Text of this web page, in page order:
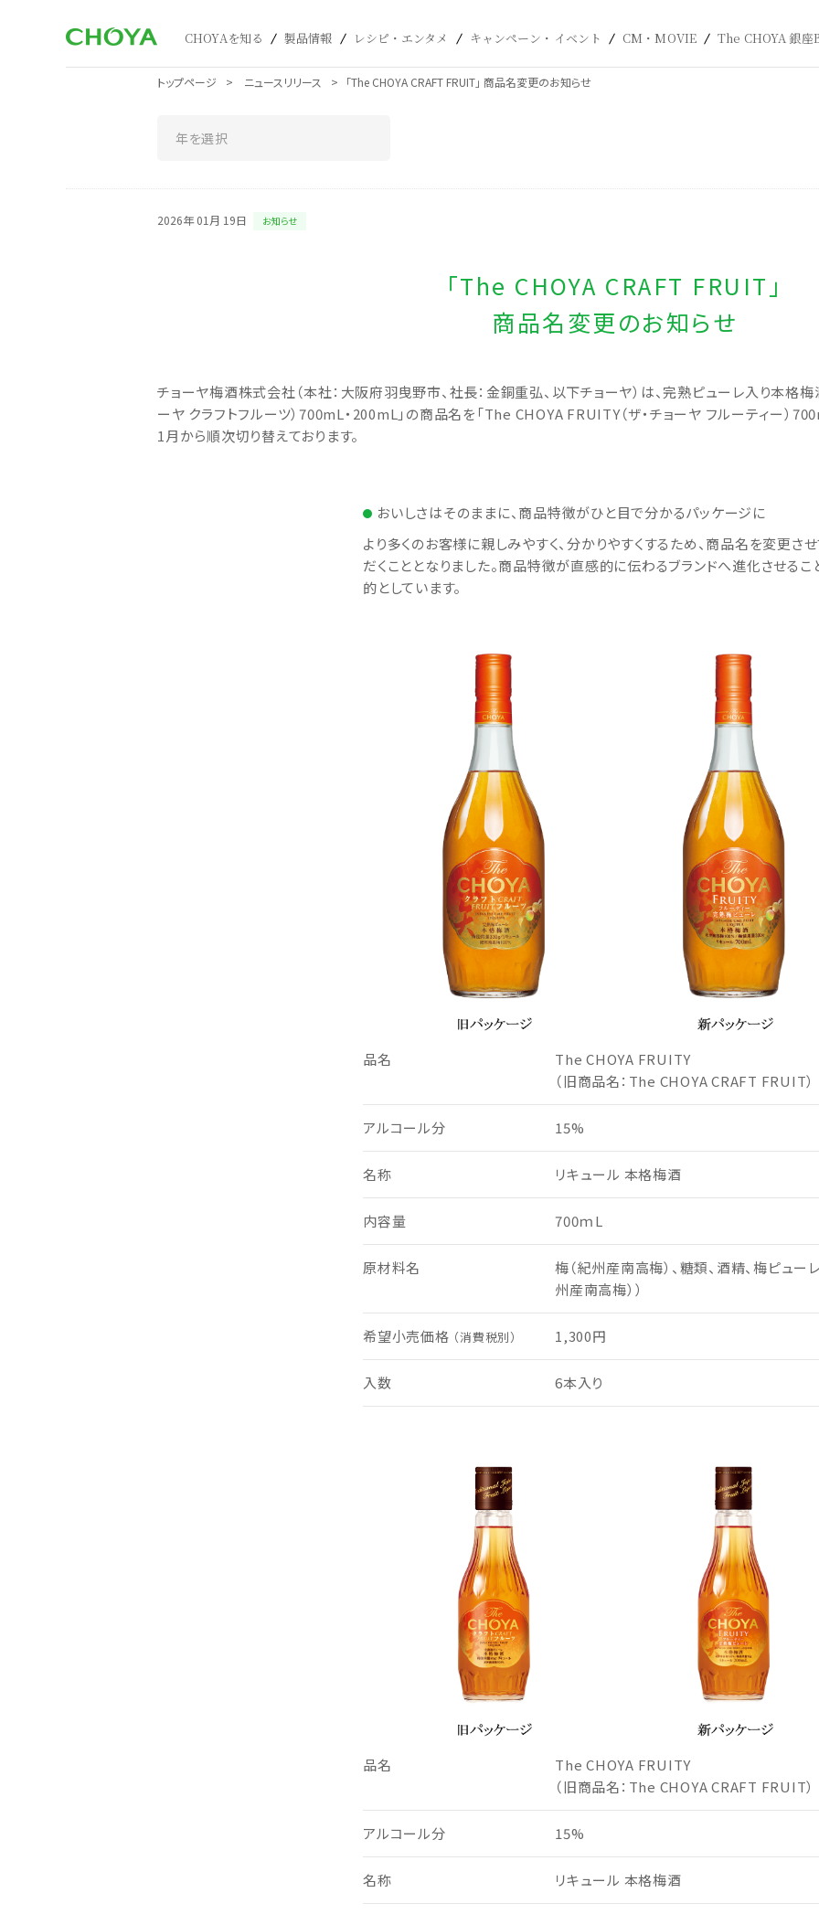
CHOYAを知る 製品情報 レシピ・エンタメ キャンペーン・イベント CM・MOVIE The CHOYA 銀座
トップページ ニュースリリース 「The CHOYA CRAFT FRUIT」 商品名変更のお知らせ
2026年 01月 19日 お知らせ
「The CHOYA CRAFT FRUIT」
商品名変更のお知らせ
チョーヤ梅酒株式会社（本社：大阪府羽曳野市、社長：金銅重弘、以下チョーヤ）は、完熟ピューレ入り本格
ーヤ クラフトフルーツ）700mL・200mL」の商品名を「The CHOYA FRUITY（ザ・チョーヤ フルーティー）
1月から順次切り替えております。
おいしさはそのままに、商品特徴がひと目で分かるパッケージに
より多くのお客様に親しみやすく、分かりやすくするため、商品名を変更さ
だくこととなりました。商品特徴が直感的に伝わるブランドへ進化させるこ
的としています。
品名
The CHOYA FRUITY
（旧商品名：The CHOYA CRAFT FRUIT）
アルコール分 15%
名称 リキュール 本格梅酒
内容量 700ｍL
原材料名
梅（紀州産南高梅）、糖類、酒精、梅ピュー
州産南高梅））
希望小売価格 （消費税別） 1,300円
入数 6本入り
品名
The CHOYA FRUITY
（旧商品名：The CHOYA CRAFT FRUIT）
アルコール分 15%
名称 リキュール 本格梅酒